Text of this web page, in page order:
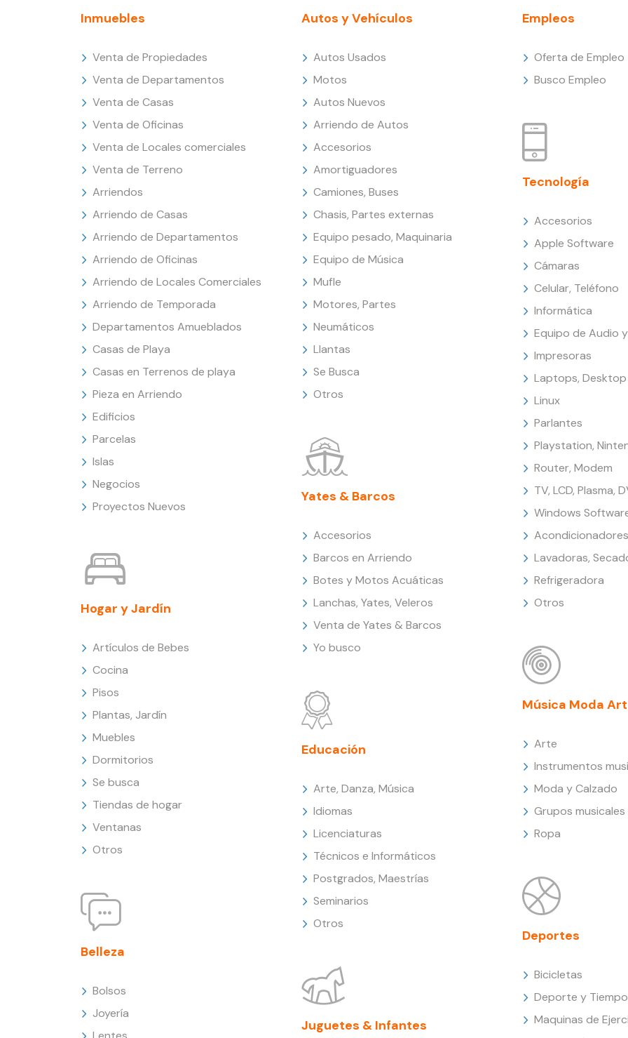
Inmuebles
Venta de Propiedades
Venta de Departamentos
Venta de Casas
Venta de Oficinas
Venta de Locales comerciales
Venta de Terreno
Arriendos
Arriendo de Casas
Arriendo de Departamentos
Arriendo de Oficinas
Arriendo de Locales Comerciales
Arriendo de Temporada
Departamentos Amueblados
Casas de Playa
Casas en Terrenos de playa
Pieza en Arriendo
Edificios
Parcelas
Islas
Negocios
Proyectos Nuevos
Hogar y Jardín
Artículos de Bebes
Cocina
Pisos
Plantas, Jardín
Muebles
Dormitorios
Se busca
Tiendas de hogar
Ventanas
Otros
Belleza
Bolsos
Joyería
Autos y Vehículos
Autos Usados
Motos
Autos Nuevos
Arriendo de Autos
Accesorios
Amortiguadores
Camiones, Buses
Chasis, Partes externas
Equipo pesado, Maquinaria
Equipo de Música
Mufle
Motores, Partes
Neumáticos
Llantas
Se Busca
Otros
Yates & Barcos
Accesorios
Barcos en Arriendo
Botes y Motos Acuáticas
Lanchas, Yates, Veleros
Venta de Yates & Barcos
Yo busco
Educación
Arte, Danza, Música
Idiomas
Licenciaturas
Técnicos e Informáticos
Postgrados, Maestrías
Seminarios
Otros
Juguetes & Infantes
Empleos
Oferta de Empleo
Busco Empleo
Tecnología
Accesorios
Apple Software
Cámaras
Celular, Teléfono
Informática
Equipo de Audio
Impresoras
Laptops, Desktop
Linux
Parlantes
Playstation,
Router, Modem
TV, LCD, Plasma,
Windows
Lavadoras,
Refrigeradora
Otros
Música Moda
Arte
Instrumentos
Moda y Calzado
Grupos musicales
Ropa
Deportes
Bicicletas
Deporte y
Maquinas de